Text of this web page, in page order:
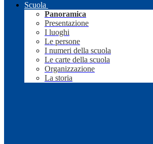
Scuola
Panoramica
Presentazione
I luoghi
Le persone
I numeri della scuola
Le carte della scuola
Organizzazione
La storia